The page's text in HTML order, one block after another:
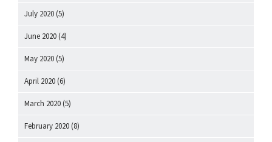
July 2020 (5)
June 2020 (4)
May 2020 (5)
April 2020 (6)
March 2020 (5)
February 2020 (8)